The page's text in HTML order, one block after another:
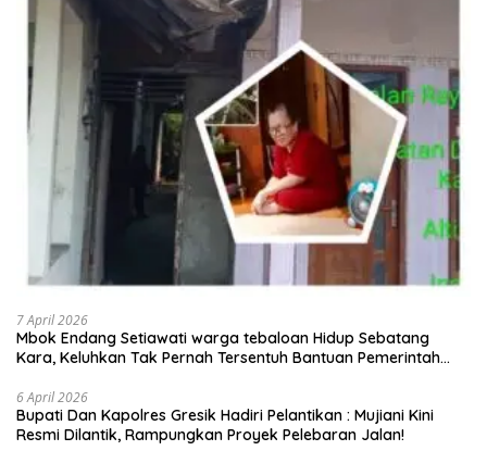
7 April 2026
Mbok Endang Setiawati warga tebaloan Hidup Sebatang
Kara, Keluhkan Tak Pernah Tersentuh Bantuan Pemerintah
6 April 2026
​Bupati Dan Kapolres Gresik Hadiri Pelantikan : Mujiani Kini
Resmi Dilantik, Rampungkan Proyek Pelebaran Jalan!